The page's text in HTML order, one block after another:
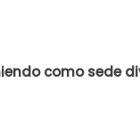
como sede